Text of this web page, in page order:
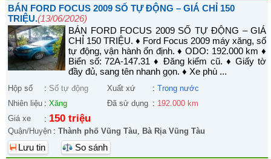
BÁN FORD FOCUS 2009 SỐ TỰ ĐỘNG – GIÁ CHỈ 150
TRIỆU.(13/06/2026)
BÁN FORD FOCUS 2009 SỐ TỰ ĐỘNG – GIÁ
CHỈ 150 TRIỆU. ♦ Ford Focus 2009 máy xăng, số
tự động, vận hành ổn định. ♦ ODO: 192.000 km ♦
Biển số: 72A-147.31 ♦ Đăng kiểm cũ. ♦ Giấy tờ
đầy đủ, sang tên nhanh gọn. ♦ Xe phù ...
Hộp số : Số tự động Xuất xứ : Trong nước
Nhiên liệu : Xăng Đã sử dụng : 192.000 km
Giá xe
: 150 triệu
Quận/Huyện : Thành phố Vũng Tàu, Bà Rịa Vũng Tàu
Lưu tin
So sánh